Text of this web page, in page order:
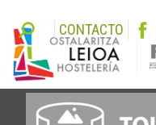
CONTACTO